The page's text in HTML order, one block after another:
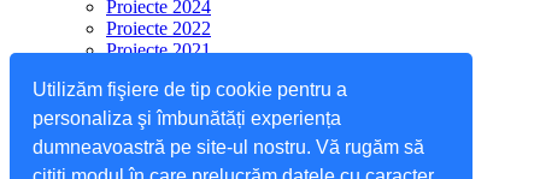
Utilizăm fişiere de tip cookie pentru a
personaliza şi îmbunătăți experiența
dumneavoastră pe site-ul nostru. Vă rugăm să
Proiecte 2024
Proiecte 2022
Proiecte 2021
Proiecte 2019
Proiecte 2018
Proiecte 2017
Proiecte 2016